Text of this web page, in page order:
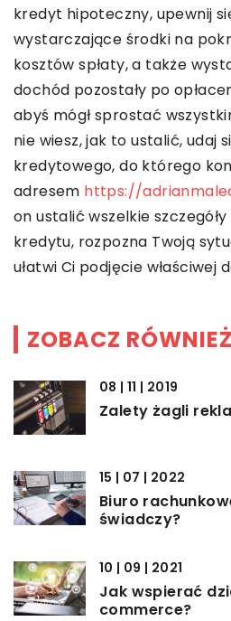
kredyt hipoteczny, upewnij
wystarczające środki na
kosztów spłaty, a także
dochód pozostały po
abyś mógł sprostać
nie wiesz, jak to ustalić, udaj
kredytowego, do którego
adresem https://
on ustalić wszelkie
kredytu, rozpozna Twoją
ułatwi Ci podjęcie właściwej
ZOBACZ RÓWNIEŻ
08 | 11 | 2019
Zalety żagli
15 | 07 | 2022
Biuro
świadczy?
10 | 09 | 2021
Jak wspierać
commerce?